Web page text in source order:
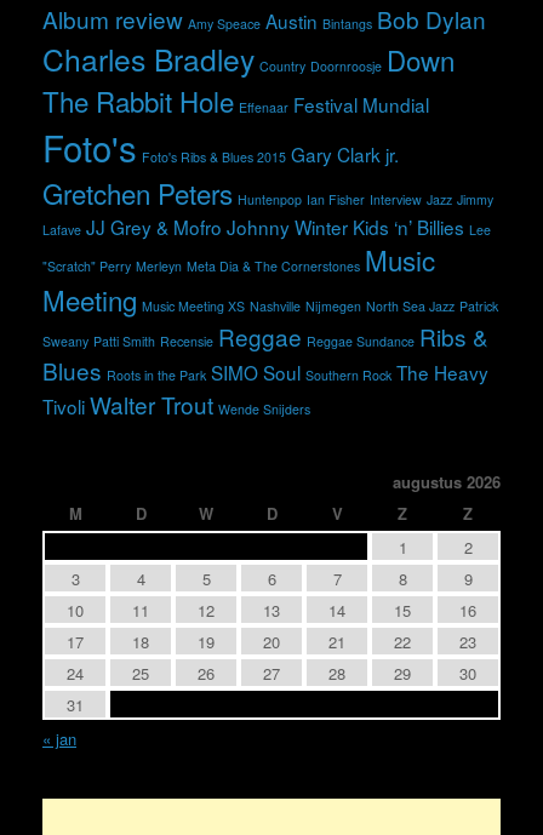
Album review Amy Speace Austin Bintangs Bob Dylan
Charles Bradley Country Doornroosje Down
The Rabbit Hole Effenaar Festival Mundial
Foto's Foto's Ribs & Blues 2015 Gary Clark jr.
Gretchen Peters Huntenpop Ian Fisher Interview Jazz Jimmy
Lafave JJ Grey & Mofro Johnny Winter Kids ‘n’ Billies Lee
"Scratch" Perry Merleyn Meta Dia & The Cornerstones Music
Meeting Music Meeting XS Nashville Nijmegen North Sea Jazz Patrick
Sweany Patti Smith Recensie Reggae Reggae Sundance Ribs &
Blues Roots in the Park SIMOSoul Southern Rock The Heavy
TivoliWalter Trout Wende Snijders
augustus 2026
M
D W D V Z
Z
1
2
3
4 5 6 7 8
9
10
11 12 13 14 15
16
17
18 19 20 21 22
23
24
25 26 27 28 29
30
31
« jan